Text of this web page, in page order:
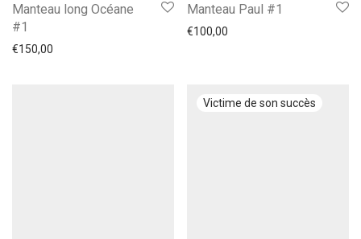
Manteau long Océane
#1
€150,00
Manteau Paul #1
€100,00